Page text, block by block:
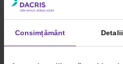
Consimțământ Detalii